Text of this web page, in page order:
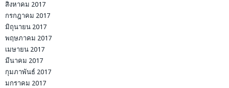
สิงหาคม 2017
กรกฎาคม 2017
มิถุนายน 2017
พฤษภาคม 2017
เมษายน 2017
มีนาคม 2017
กุมภาพันธ์ 2017
มกราคม 2017